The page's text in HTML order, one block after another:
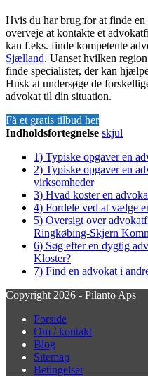
Hvis du har brug for at finde
overveje at kontakte et
kan f.eks. finde kompetente
Sjælland. Uanset hvilken
finde specialister, der kan
Husk at undersøge de
advokat til din situation.
Få et gratis tilbud her
Indholdsfortegnelse skjul
1) Typiske opgaver en
2) Typiske opgaver en
virksomheder
3) Hvad koster en
4) Fordele ved at vælge
5) Oversigt over
Ringkøbing-Skjern
6) Søg efter en dygtig
Kloster?
7) Find en advokat i
Copyright 2026 - Pilanto Aps
Forside
Om / kontakt
Blog
Sitemap
Betingelser